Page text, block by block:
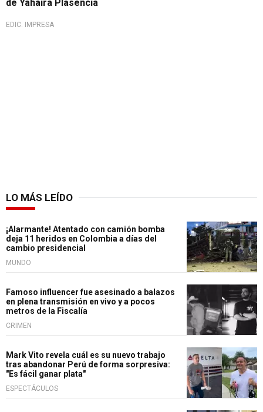
de Yahaira Plasencia
EDIC. IMPRESA
LO MÁS LEÍDO
¡Alarmante! Atentado con camión bomba
deja 11 heridos en Colombia a días del
cambio presidencial
MUNDO
Famoso influencer fue asesinado a balazos
en plena transmisión en vivo y a pocos
metros de la Fiscalía
CRIMEN
Mark Vito revela cuál es su nuevo trabajo
tras abandonar Perú de forma sorpresiva:
"Es fácil ganar plata"
ESPECTÁCULOS